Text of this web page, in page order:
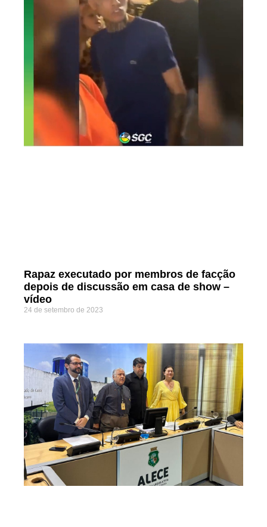
Rapaz executado por membros de facção
depois de discussão em casa de show –
vídeo
24 de setembro de 2023